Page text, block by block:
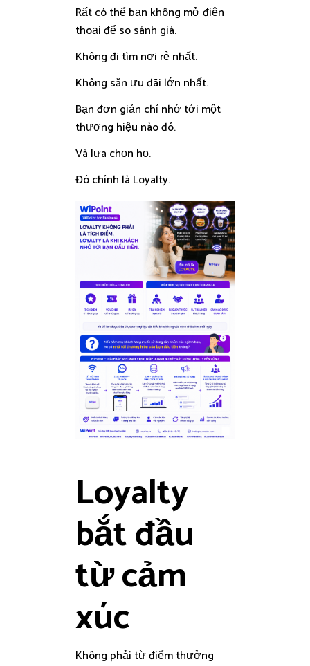
Rất có thể bạn không mở điện
thoại để so sánh giá.
Không đi tìm nơi rẻ nhất.
Không săn ưu đãi lớn nhất.
Bạn đơn giản chỉ nhớ tới một
thương hiệu nào đó.
Và lựa chọn họ.
Đó chính là Loyalty.
Loyalty
bắt đầu
từ cảm
xúc
Không phải từ điểm thưởng